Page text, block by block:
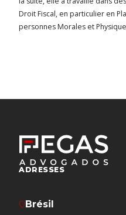
Droit Fiscal, en particulier en
personnes Morales et
ADRESSES
Brésil